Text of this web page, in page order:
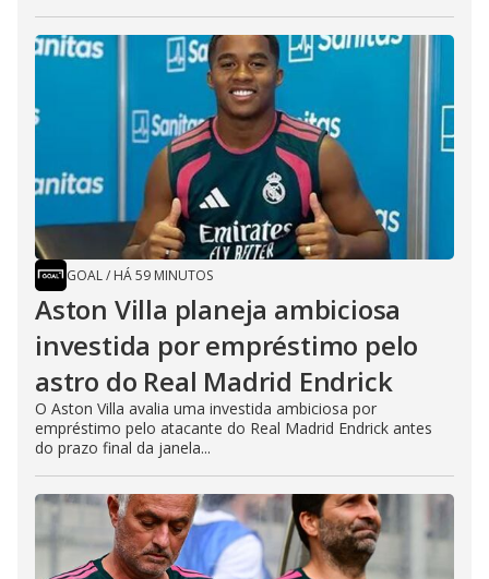
GOAL/ HÁ 59 MINUTOS
Aston Villa planeja ambiciosa
investida por empréstimo pelo
astro do Real Madrid Endrick
O Aston Villa avalia uma investida ambiciosa por
empréstimo pelo atacante do Real Madrid Endrick antes
do prazo final da janela...